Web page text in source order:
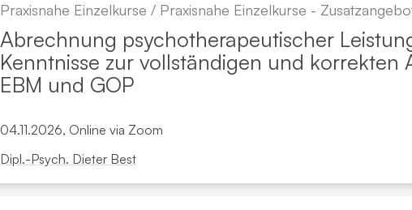
Praxisnahe Einzelkurse / Praxisnahe Einzelkurse -
Abrechnung ­psychotherapeutischer
Kenntnisse zur vollständigen und korrekten
EBM und GOP
04.11.2026, Online via Zoom
Dipl.-Psych. Dieter Best